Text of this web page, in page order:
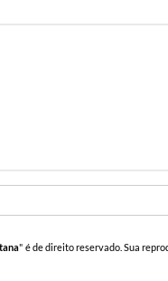
" é de direito reservado. Sua